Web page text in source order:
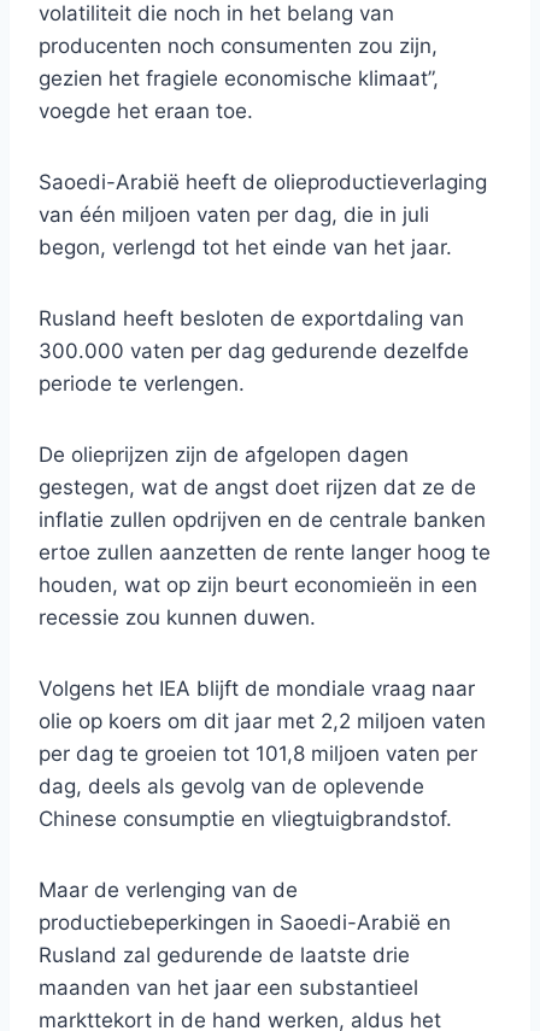
volatiliteit die noch in het belang van
producenten noch consumenten zou zijn,
gezien het fragiele economische klimaat”,
voegde het eraan toe.
Saoedi-Arabië heeft de olieproductieverlaging
van één miljoen vaten per dag, die in juli
begon, verlengd tot het einde van het jaar.
Rusland heeft besloten de exportdaling van
300.000 vaten per dag gedurende dezelfde
periode te verlengen.
De olieprijzen zijn de afgelopen dagen
gestegen, wat de angst doet rijzen dat ze de
inflatie zullen opdrijven en de centrale banken
ertoe zullen aanzetten de rente langer hoog te
houden, wat op zijn beurt economieën in een
recessie zou kunnen duwen.
Volgens het IEA blijft de mondiale vraag naar
olie op koers om dit jaar met 2,2 miljoen vaten
per dag te groeien tot 101,8 miljoen vaten per
dag, deels als gevolg van de oplevende
Chinese consumptie en vliegtuigbrandstof.
Maar de verlenging van de
productiebeperkingen in Saoedi-Arabië en
Rusland zal gedurende de laatste drie
maanden van het jaar een substantieel
markttekort in de hand werken, aldus het